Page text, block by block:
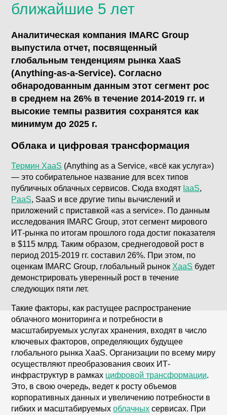
ближайшие 5 лет
Аналитическая компания IMARC Group
выпустила отчет, посвященный
глобальным тенденциям рынка XaaS
(Anything-as-a-Service). Согласно
обнародованным данным этот сегмент рос
в среднем на 26% в течение 2014-2019 гг. и
высокие темпы развития сохранятся как
минимум до 2025 г.
Облака и цифровая трансформация
Термин XaaS (Anything as a Service, «всё как услуга»)
— это собирательное название для всех типов
публичных облачных сервисов. Сюда входят IaaS,
PaaS, SaaS и все другие типы вычислений и
приложений с приставкой «as a service». По данным
исследования IMARC Group, этот сегмент мирового
ИТ-рынка по итогам прошлого года достиг показателя
в $115 млрд. Таким образом, среднегодовой рост в
период 2015-2019 гг. составил 26%. При этом, по
оценкам IMARC Group, глобальный рынокXaaS будет
демонстрировать уверенный рост в течение
следующих пяти лет.
Такие факторы, как растущее распространение
облачного мониторинга и потребности в
масштабируемых услугах хранения, входят в число
ключевых факторов, определяющих будущее
глобального рынка XaaS. Организации по всему миру
осуществляют преобразования своих ИТ-
инфраструктур в рамках цифровой трансформации.
Это, в свою очередь, ведет к росту объемов
корпоративных данных и увеличению потребности в
гибких и масштабируемыхоблачных сервисах. При